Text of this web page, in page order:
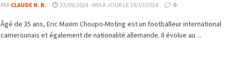
PAR CLAUDE N. R. 23/09/2024 - MIS À JOUR LE 19/10/2024 0
Âgé de 35 ans, Eric Maxim Choupo-Moting est un footballeur international
camerounais et également de nationalité allemande. Il évolue au ...